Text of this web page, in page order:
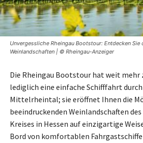
Unvergessliche Rheingau Bootstour: Entdecken Sie
Weinlandschaften | © Rheingau-Anzeiger
Die Rheingau Bootstour hat weit mehr
lediglich eine einfache Schifffahrt
Mittelrheintal; sie eröffnet Ihnen die
beeindruckenden Weinlandschaften
Kreises in Hessen auf einzigartige
Bord von komfortablen